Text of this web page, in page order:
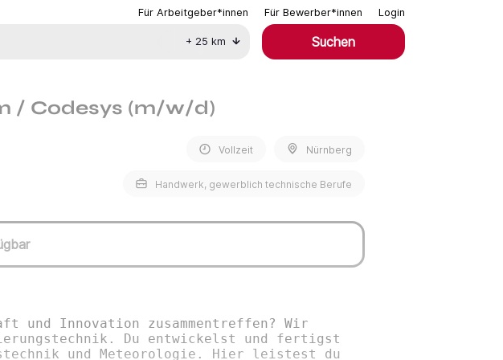
Für Arbeitgeber*innen Für Bewerber*innen Login
+ 25 km Suchen
/ Codesys (m/w/d)
Vollzeit Nürnberg
Handwerk, gewerblich technische Berufe
und Innovation zusammentreffen? Wir
Du entwickelst und fertigst
und Meteorologie. Hier leistest du